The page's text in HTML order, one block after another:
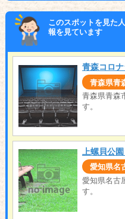
このスポットを見た
報を見ています
青森コロ
青森県青
青森県青森
す。
上螺貝公
愛知県名
愛知県名古
す。